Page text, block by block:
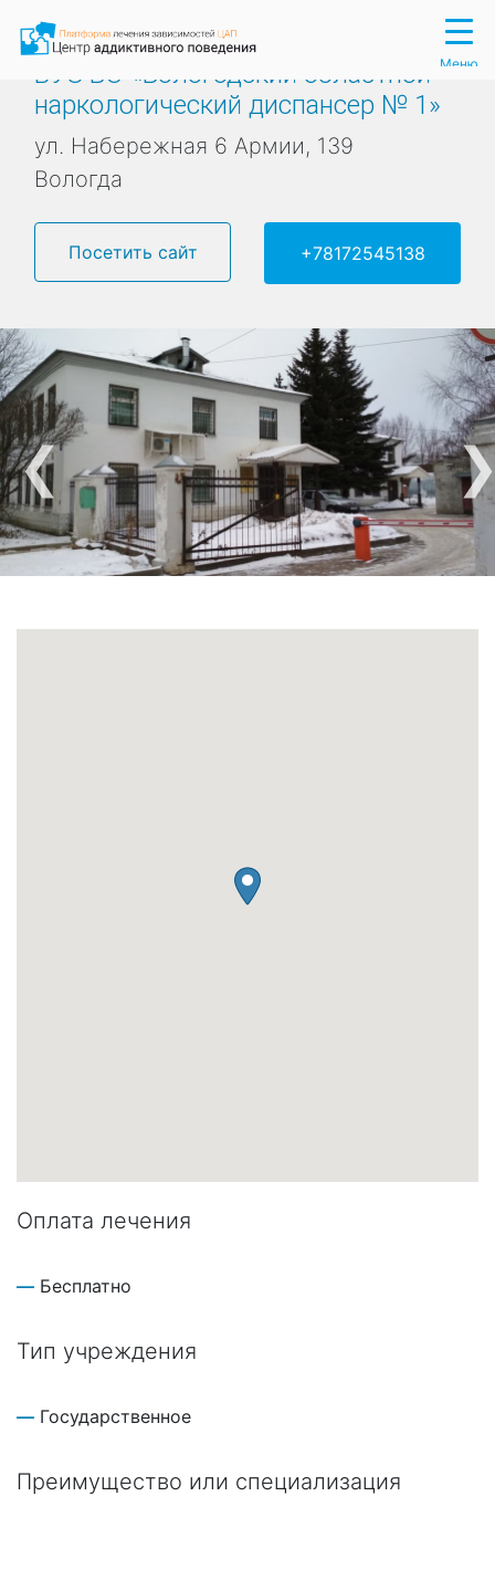
БУЗ ВО «Вологодский областной
наркологический диспансер № 1»
ул. Набережная 6 Армии, 139
Вологда
Посетить сайт +78172545138
Оплата лечения
Бесплатно
Тип учреждения
Государственное
Преимущество или специализация
Меню